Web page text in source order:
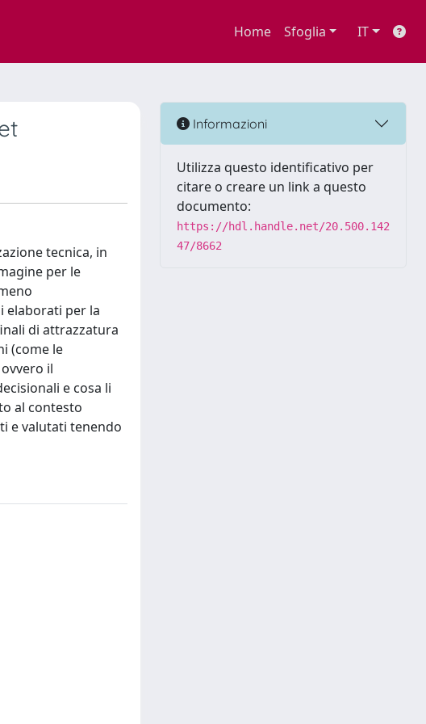
Home Sfoglia IT
tecnica, in
per le
elaborati per la
di attrazzatura
(come le
il
e cosa li
al contesto
e valutati tenendo
Informazioni
Utilizza questo identificativo per
citare o creare un link a questo
documento:
https://hdl.handle.net/20.500.142
47/8662